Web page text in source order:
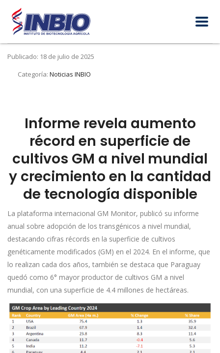
Publicado: 18 de julio de 2025
Categoría: Noticias INBIO
Informe revela aumento
récord en superficie de
cultivos GM a nivel mundial
y crecimiento en la cantidad
de tecnología disponible
La plataforma internacional GM Monitor, publicó su informe
anual sobre adopción de los transgénicos a nivel mundial,
destacando cifras récords en la superficie de cultivos
genéticamente modificados (GM) en el 2024. En el informe, que
lo realizan cada dos años, también se destaca que Paraguay
quedó como 6° mayor productor de cultivos GM a nivel
mundial, con una superficie de 4.4 millones de hectáreas.